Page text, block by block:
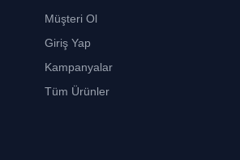
Müşteri Ol
Giriş Yap
Kampanyalar
Tüm Ürünler